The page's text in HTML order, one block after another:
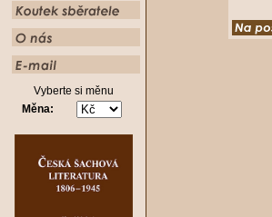
Vyberte si měnu
Měna: